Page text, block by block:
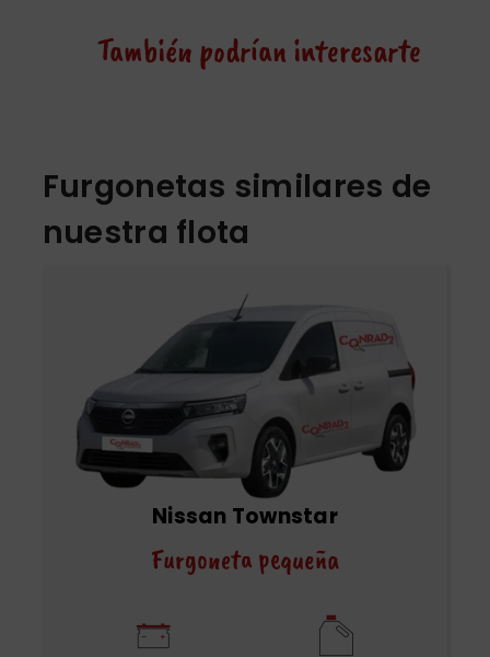
También podrían interesarte
Furgonetas similares de
nuestra flota
Nissan Townstar
Furgoneta pequeña